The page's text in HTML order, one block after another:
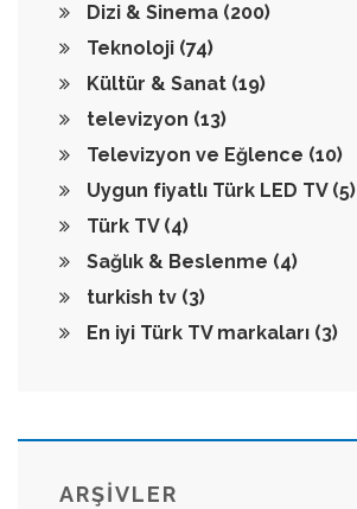
Dizi & Sinema (200)
Teknoloji (74)
Kültür & Sanat (19)
televizyon (13)
Televizyon ve Eğlence (10)
Uygun fiyatlı Türk LED TV (5)
Türk TV (4)
Sağlık & Beslenme (4)
turkish tv (3)
En iyi Türk TV markaları (3)
ARŞİVLER